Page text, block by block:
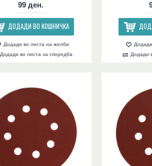
99 ден.
ДОДАДИ ВО КОШНИЧКА
Додади во листа на желби
Додади во листа за споредба
Додади